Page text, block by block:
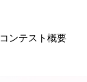
コンテスト概要